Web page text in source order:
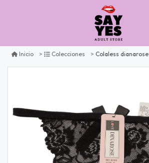
Inicio Colecciones Colaless dianarose